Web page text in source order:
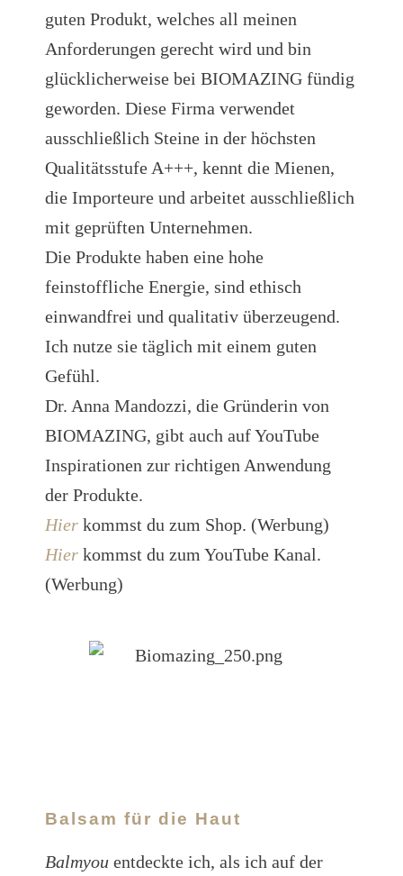
guten Produkt, welches all meinen
Anforderungen gerecht wird und bin
glücklicherweise bei BIOMAZING fündig
geworden. Diese Firma verwendet
ausschließlich Steine in der höchsten
Qualitätsstufe A+++, kennt die Mienen,
die Importeure und arbeitet ausschließlich
mit geprüften Unternehmen.
Die Produkte haben eine hohe
feinstoffliche Energie, sind ethisch
einwandfrei und qualitativ überzeugend.
Ich nutze sie täglich mit einem guten
Gefühl.
Dr. Anna Mandozzi, die Gründerin von
BIOMAZING, gibt auch auf YouTube
Inspirationen zur richtigen Anwendung
der Produkte.
Hier kommst du zum Shop. (Werbung)
Hier kommst du zum YouTube Kanal.
(Werbung)
Balsam für die Haut
Balmyou entdeckte ich, als ich auf der